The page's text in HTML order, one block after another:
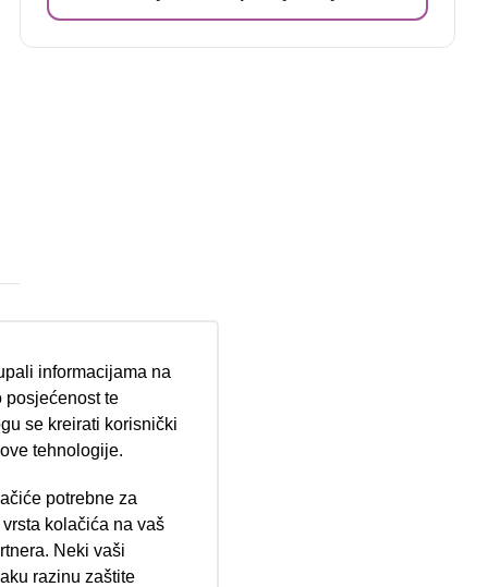
102, Resnik
informacijama na
posjećenost te
se kreirati korisnički
tehnologije.
potrebne za
kolačića na vaš
Neki vaši
razinu zaštite